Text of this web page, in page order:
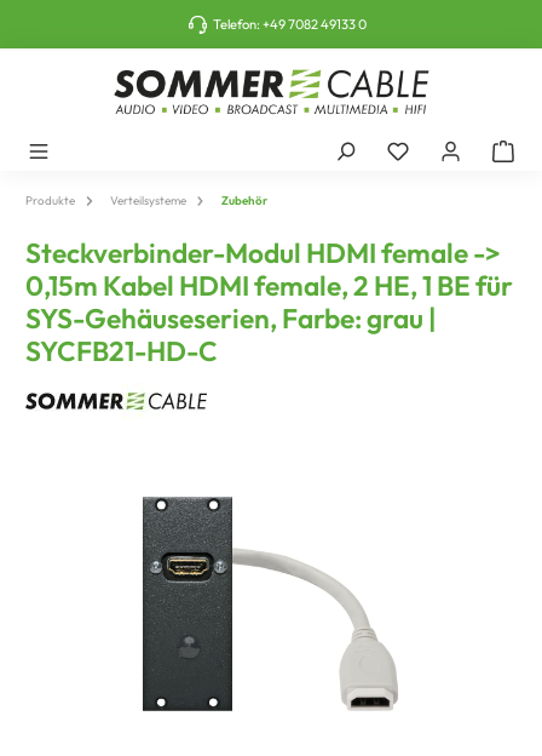
Telefon:+49 7082 49133 0
Produkte Verteilsysteme Zubehör
Steckverbinder-Modul HDMI female ->
0,15m Kabel HDMI female, 2 HE, 1 BE für
SYS-Gehäuseserien, Farbe: grau |
SYCFB21-HD-C